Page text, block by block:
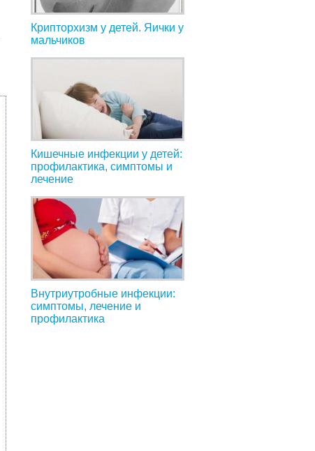
Крипторхизм у детей. Яички у
мальчиков
Кишечные инфекции у детей:
профилактика, симптомы и
лечение
Внутриутробные инфекции:
симптомы, лечение и
профилактика